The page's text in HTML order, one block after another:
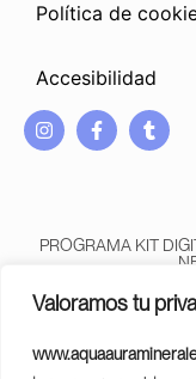
Valoramos tu
Política de
Accesibilidad
I
n
g
a
m
F
a
o
-
T
u
r
PROGRAMA KIT